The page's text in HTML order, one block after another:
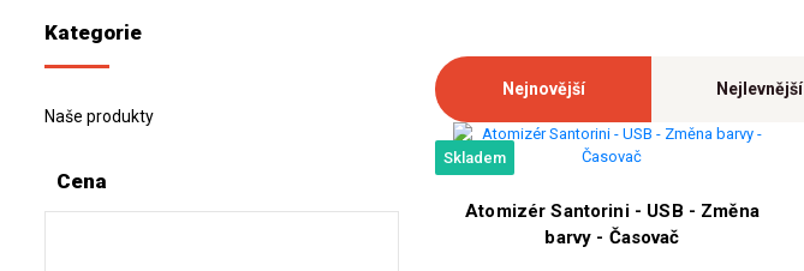
Kategorie
Naše produkty
Cena
Nejnovější Nejlevnější
Skladem
Atomizér Santorini - USB - Změna
barvy - Časovač